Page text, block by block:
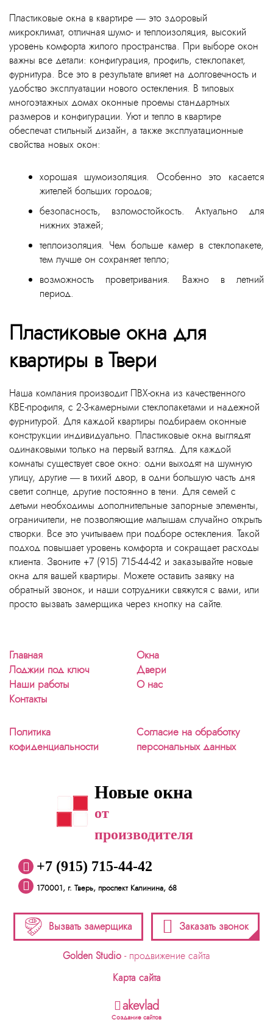
Пластиковые окна в квартире — это здоровый
микроклимат, отличная шумо- и теплоизоляция, высокий
уровень комфорта жилого пространства. При выборе окон
важны все детали: конфигурация, профиль, стеклопакет,
фурнитура. Все это в результате влияет на долговечность и
удобство эксплуатации нового остекления. В типовых
многоэтажных домах оконные проемы стандартных
размеров и конфигурации. Уют и тепло в квартире
обеспечат стильный дизайн, а также эксплуатационные
свойства новых окон:
хорошая шумоизоляция. Особенно это касается
жителей больших городов;
безопасность, взломостойкость. Актуально для
нижних этажей;
теплоизоляция. Чем больше камер в стеклопакете,
тем лучше он сохраняет тепло;
возможность проветривания. Важно в летний
период.
Пластиковые окна для
квартиры в Твери
Наша компания производит ПВХ-окна из качественного
KBE-профиля, с 2-3-камерными стеклопакетами и надежной
фурнитурой. Для каждой квартиры подбираем оконные
конструкции индивидуально. Пластиковые окна выглядят
одинаковыми только на первый взгляд. Для каждой
комнаты существует свое окно: одни выходят на шумную
улицу, другие — в тихий двор, в одни большую часть дня
светит солнце, другие постоянно в тени. Для семей с
детьми необходимы дополнительные запорные элементы,
ограничители, не позволяющие малышам случайно открыть
створки. Все это учитываем при подборе остекления. Такой
подход повышает уровень комфорта и сокращает расходы
клиента. Звоните +7 (915) 715-44-42 и заказывайте новые
окна для вашей квартиры. Можете оставить заявку на
обратный звонок, и наши сотрудники свяжутся с вами, или
просто вызвать замерщика через кнопку на сайте.
Главная
Окна
Лоджии под ключ
Двери
Наши работы
О нас
Контакты
Политика
кофиденциальности
Согласие на обработку
персональных данных
Новые окна
от
производителя
+7 (915) 715-44-42
170001, г. Тверь, проспект Калинина, 68
Вызвать замерщика Заказать звонок
Golden Studio - продвижение сайта
Карта сайта
akevlad
Создание сайтов